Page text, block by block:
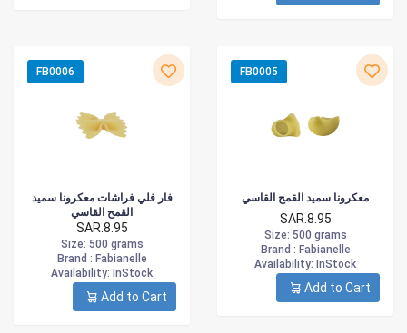
FB0006
فار فلي فراشات معكرونا سميد
القمح القاسي
SAR.8.95
Size: 500 grams
Brand : Fabianelle
Availability: InStock
Add to Cart
FB0005
معكرونا سميد القمح القاسي
SAR.8.95
Size: 500 grams
Brand : Fabianelle
Availability: InStock
Add to Cart